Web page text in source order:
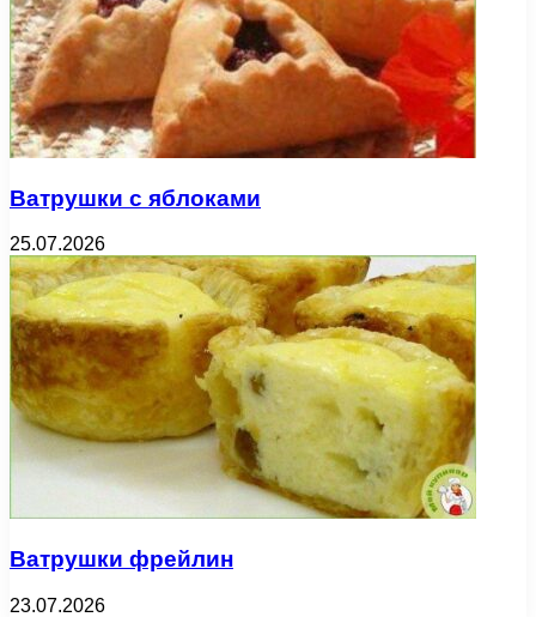
Ватрушки с яблоками
25.07.2026
Ватрушки фрейлин
23.07.2026